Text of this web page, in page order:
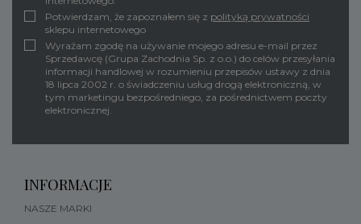
Potwierdzam, że zapoznałem się z polityką prywatności
sklepu internetowego
Wyrażam zgodę na używanie mojego adresu e-mail przez
Sprzedawcę (Grupa Zachodnia Sp. z o.o.) do celów przesyłania
informacji handlowej w rozumieniu przepisów ustawy z dnia
18 lipca 2002 r. o świadczeniu usług drogą elektroniczną, w
tym marketingu bezpośredniego, za pośrednictwem poczty
elektronicznej.
INFORMACJE
NASZE MARKI